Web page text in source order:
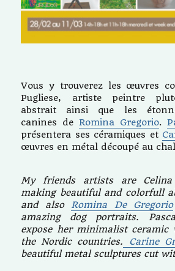
Vous y trouverez les œuvres
Pugliese, artiste peintre
abstrait ainsi que les
canines de Romina Gregorio.
présentera ses céramiques et
œuvres en métal découpé au
My friends artists are Celina
making beautiful and colorfull
and also Romina De Gregorio
amazing dog portraits.
expose her minimalist ceramic
the Nordic countries. Carine
beautiful metal sculptures cut